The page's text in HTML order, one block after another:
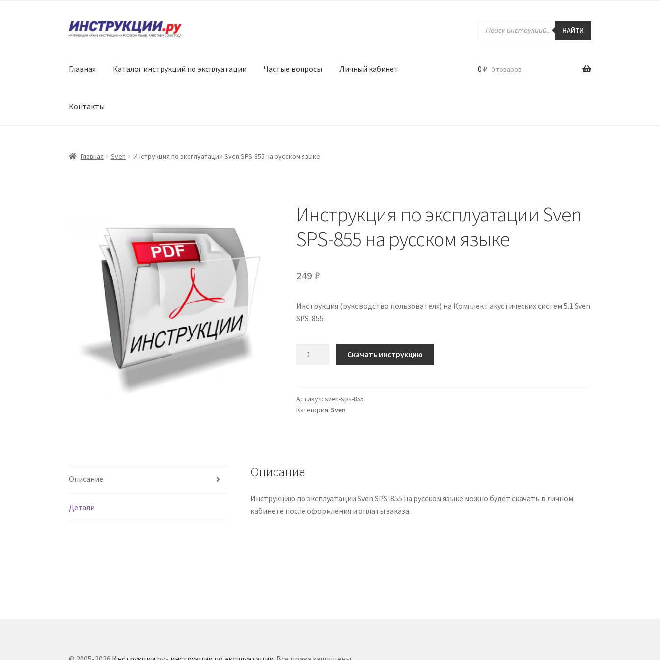
Перейти
к
Перейти
к
Поиск
товаров НАЙТИ
Главная Каталог инструкций по эксплуатации Частые вопросы Личный кабинет
Контакты
0 ₽ 0 товаров
Главная Sven Инструкция по эксплуатации Sven SPS-855 на русском языке
Инструкция по эксплуатации Sven
SPS-855 на русском языке
249 ₽
Инструкция (руководство пользователя) на Комплект акустических систем 5.1 Sven
SPS-855
Sven
SPS-
Скачать инструкцию
Артикул: sven-sps-855
Категория: Sven
Описание
Детали
Описание
Инструкцию по эксплуатации Sven SPS-855 на русском языке можно будет скачать в личном
кабинете после оформления и оплаты заказа.